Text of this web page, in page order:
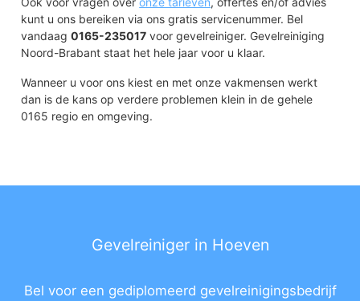
kunt u ons bereiken via ons gratis servicenummer. Bel
vandaag0165-235017 voor gevelreiniger. Gevelreiniging
Noord-Brabant staat het hele jaar voor u klaar.
Wanneer u voor ons kiest en met onze vakmensen werkt
dan is de kans op verdere problemen klein in de gehele
0165 regio en omgeving.
Gevelreiniger in Hoeven
Bel voor een gediplomeerd gevelreinigingsbedrijf